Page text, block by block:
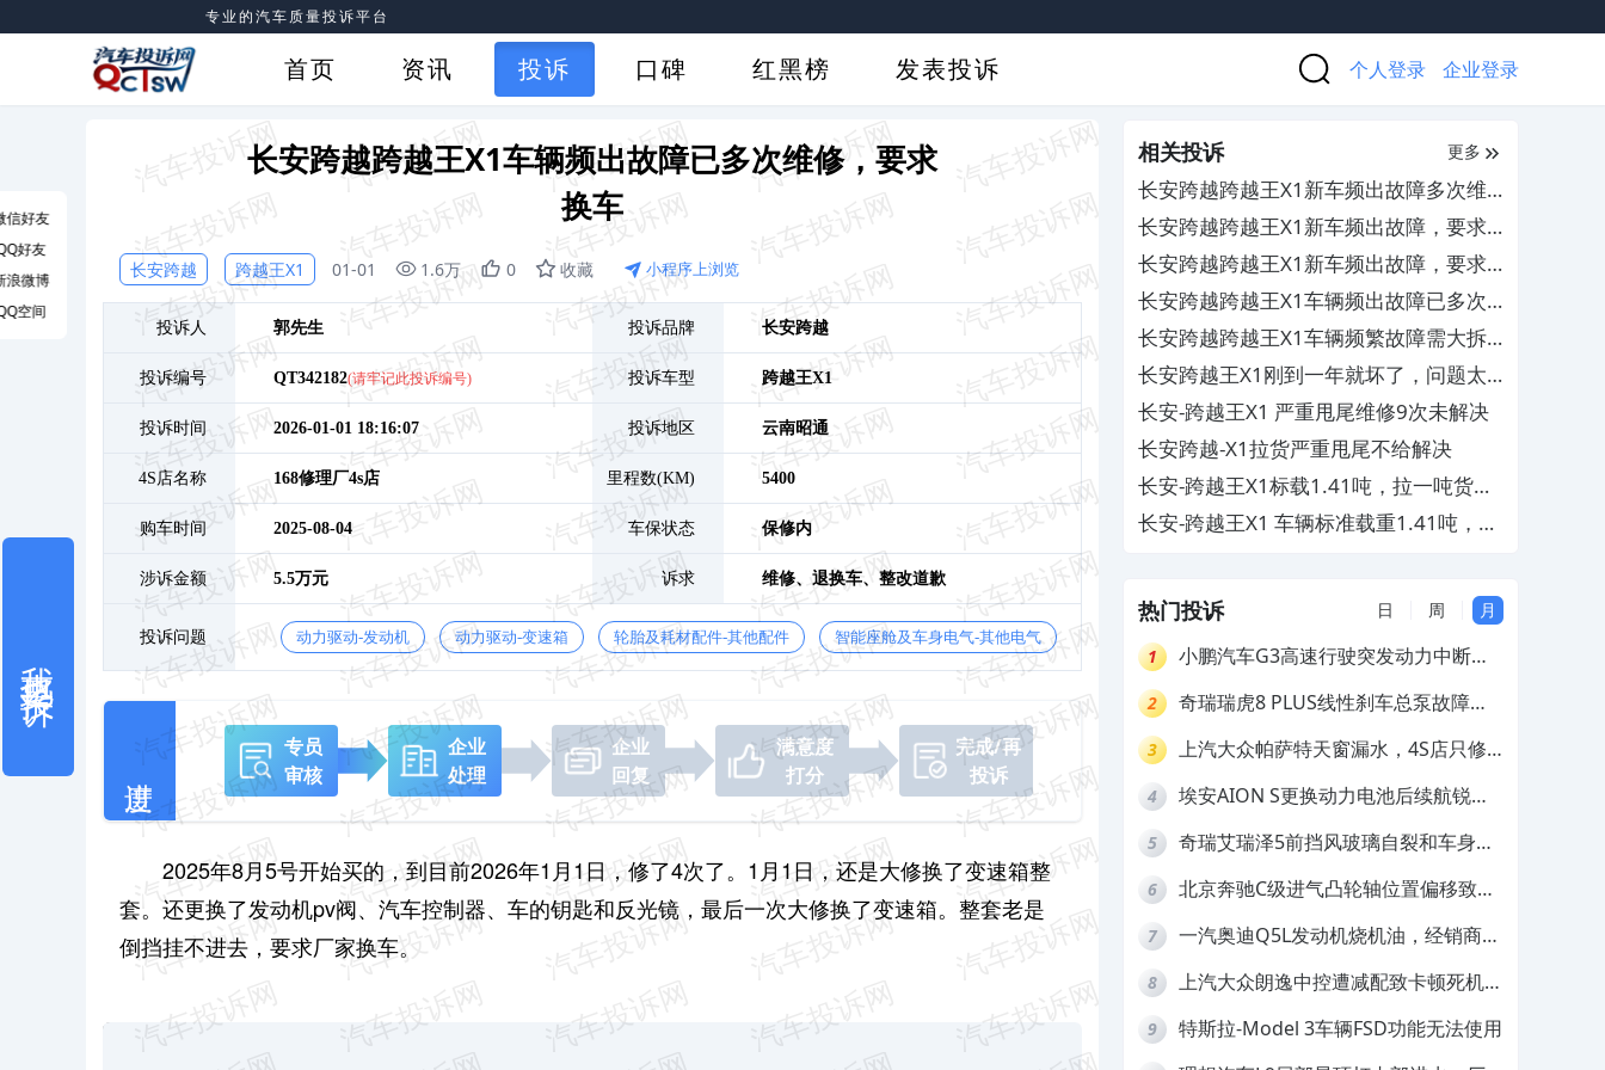
专业的汽车质量投诉平台
首页 资讯 投诉 口碑 红黑榜 发表投诉 个人登录 企业登录
长安跨越跨越王X1车辆频出故障已多次维修，要求
换车
长安跨越 跨越王X1 01-01 1.6万 0 收藏 小程序上浏览
投诉人 郭先生 投诉品牌 长安跨越
投诉编号 QT342182(请牢记此投诉编号) 投诉车型 跨越王X1
投诉时间 2026-01-01 18:16:07 投诉地区 云南昭通
4S店名称 168修理厂4s店 里程数(KM) 5400
购车时间 2025-08-04 车保状态 保修内
涉诉金额 5.5万元 诉求 维修、 退换车、 整改道歉
投诉问题 动力驱动-发动机 动力驱动-变速箱 轮胎及耗材配件-其他配件 智能座舱及车身电气-其他电气
专员
审核
企业
处理
企业
回复
满意度
打分
完成/再
投诉
2025年8月5号开始买的，到目前2026年1月1日，修了4次了。1月1日，还是大修换了变速箱整
套。还更换了发动机pv阀、汽车控制器、车的钥匙和反光镜，最后一次大修换了变速箱。整套老是
倒挡挂不进去，要求厂家换车。
相关投诉 更多
长安跨越跨越王X1新车频出故障多次维
修，要求换车
长安跨越跨越王X1新车频出故障，要求
换车
长安跨越跨越王X1新车频出故障，要求
换车
长安跨越跨越王X1车辆频出故障已多次
维修，要求换车
长安跨越跨越王X1车辆频繁故障需大拆
维修，要求换车
长安跨越王X1刚到一年就坏了，问题太
多
长安-跨越王X1 严重甩尾维修9次未解决
长安跨越-X1拉货严重甩尾不给解决
长安-跨越王X1标载1.41吨，拉一吨货就
严重甩尾
长安-跨越王X1 车辆标准载重1.41吨，拉
热门投诉 日 周 月
1
小鹏汽车G3高速行驶突发动力中断，
2
奇瑞瑞虎8 PLUS线性刹车总泵故障，
3
上汽大众帕萨特天窗漏水，4S店只修
4
埃安AION S更换动力电池后续航锐
5
奇瑞艾瑞泽5前挡风玻璃自裂和车身多
6
北京奔驰C级进气凸轮轴位置偏移致发
7
一汽奥迪Q5L发动机烧机油，经销商推
8
上汽大众朗逸中控遭减配致卡顿死机，
9 特斯拉-Model 3车辆FSD功能无法使用
信好友
好友
浪微博
空间